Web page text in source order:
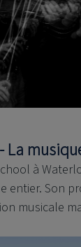
La
à
entier. Son
musicale